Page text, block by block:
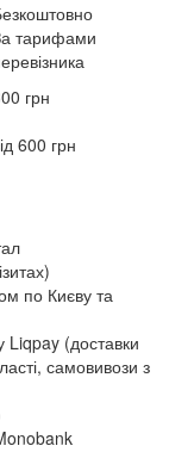
тарифами
грн
600 грн
по Києву та
Liqpay (доставки
самовивози з